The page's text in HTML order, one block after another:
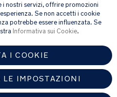
ISCRIVITI
a ricevere via e-mail la nostra
e offerte che potrebbero
dei dati personali, consulta la
nostri servizi, offrire promozioni
Se non accetti i cookie
potrebbe essere influenzata. Se
Informativa sui Cookie.
I COOKIE
LE IMPOSTAZIONI